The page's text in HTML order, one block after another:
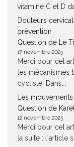
vitamine C et D
Douleurs
prévention
Question de Le
17 novembre 2025
Merci pour cet
les mécanismes
cycliste. Dans...
Les
Question de
12 novembre 2025
Merci pour cet
la suite : l'article